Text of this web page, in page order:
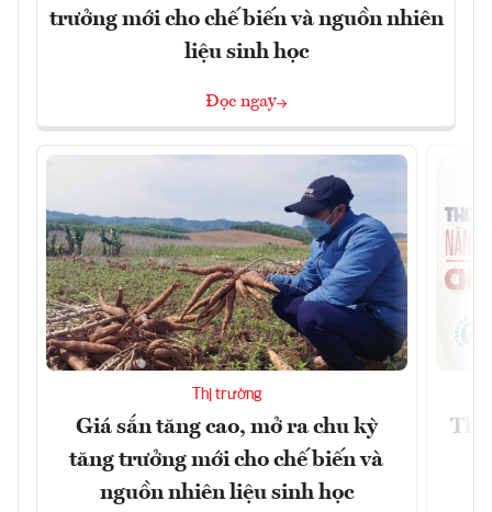
trưởng mới cho chế biến và nguồn nhiên
liệu sinh học
Đọc ngay
Thị trường
Giá sắn tăng cao, mở ra chu kỳ
tăng trưởng mới cho chế biến và
nguồn nhiên liệu sinh học